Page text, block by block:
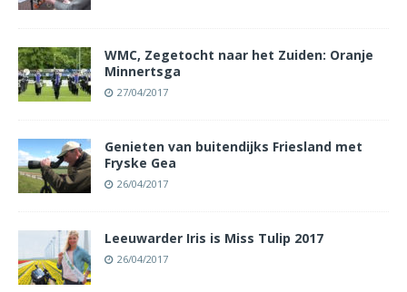
WMC, Zegetocht naar het Zuiden: Oranje
Minnertsga
27/04/2017
Genieten van buitendijks Friesland met
Fryske Gea
26/04/2017
Leeuwarder Iris is Miss Tulip 2017
26/04/2017